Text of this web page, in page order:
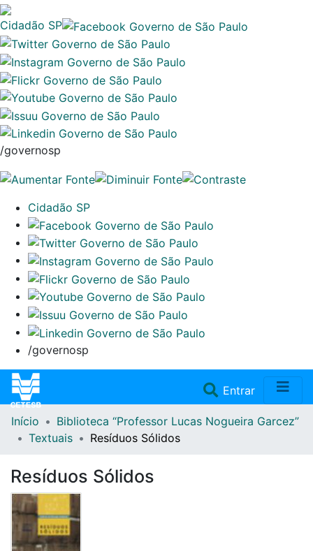
Cidadão SP
/governosp
Cidadão SP
/governosp
Entrar(current)
Home
Coleções
Repositório
Doações/Aquisições
Início
Biblioteca “Professor Lucas Nogueira Garcez”
Textuais
Resíduos Sólidos
Resíduos Sólidos